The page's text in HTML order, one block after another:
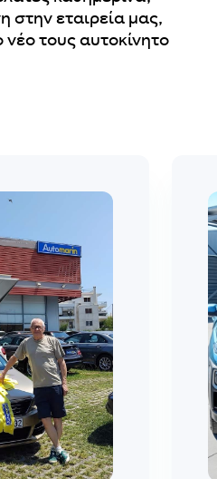
στην εταιρεία μας,
τους αυτοκίνητο